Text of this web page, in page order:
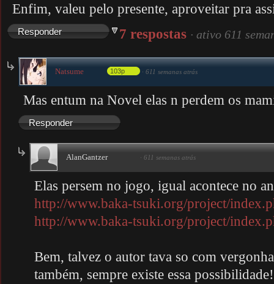
Enfim, valeu pelo presente, aproveitar pra
Responder 7 respostas · ativo 611
Natsume 103p · 611 semanas atrás
Mas entum na Novel elas n perdem os
Responder
AlanGantzer · 611 semanas atrás
Elas persem no jogo, igual acontece no
http://www.baka-tsuki.org/project/
http://www.baka-tsuki.org/project/
Bem, talvez o autor tava so com
também, sempre existe essa